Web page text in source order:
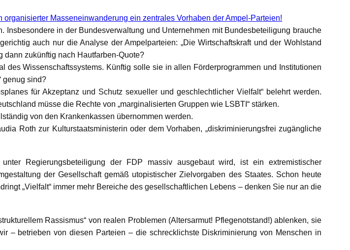
Masseneinwanderung ein zentrales Vorhaben der Ampel-Parteien!
Insbesondere in der Bundesverwaltung und Unternehmen mit Bundesbeteiligung brauche
auch nur die Analyse der Ampelparteien: „Die Wirtschaftskraft und der Wohlstand
dann zukünftig nach Hautfarben-Quote?
Wissenschaftssystems. Künftig solle sie in allen Förderprogrammen und Institutionen
genug sind?
für Akzeptanz und Schutz sexueller und geschlechtlicher Vielfalt“ belehrt werden.
müsse die Rechte von „marginalisierten Gruppen wie LSBTI“ stärken.
von den Krankenkassen übernommen werden.
Roth zur Kulturstaatsministerin oder dem Vorhaben, „diskriminierungsfrei zugängliche
Regierungsbeteiligung der FDP massiv ausgebaut wird, ist ein extremistischer
der Gesellschaft gemäß utopistischer Zielvorgaben des Staates. Schon heute
„Vielfalt“ immer mehr Bereiche des gesellschaftlichen Lebens – denken Sie nur an die
Rassismus“ von realen Problemen (Altersarmut! Pflegenotstand!) ablenken, sie
– betrieben von diesen Parteien – die schrecklichste Diskriminierung von Menschen in